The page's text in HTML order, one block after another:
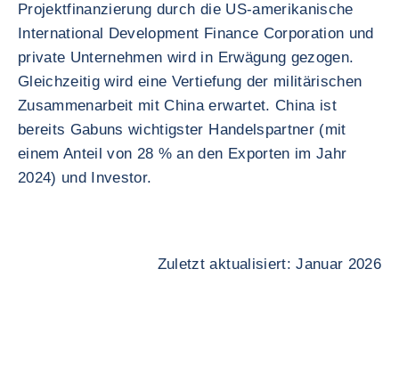
Projektfinanzierung durch die US-amerikanische
International Development Finance Corporation und
private Unternehmen wird in Erwägung gezogen.
Gleichzeitig wird eine Vertiefung der militärischen
Zusammenarbeit mit China erwartet. China ist
bereits Gabuns wichtigster Handelspartner (mit
einem Anteil von 28 % an den Exporten im Jahr
2024) und Investor.
Zuletzt aktualisiert: Januar 2026